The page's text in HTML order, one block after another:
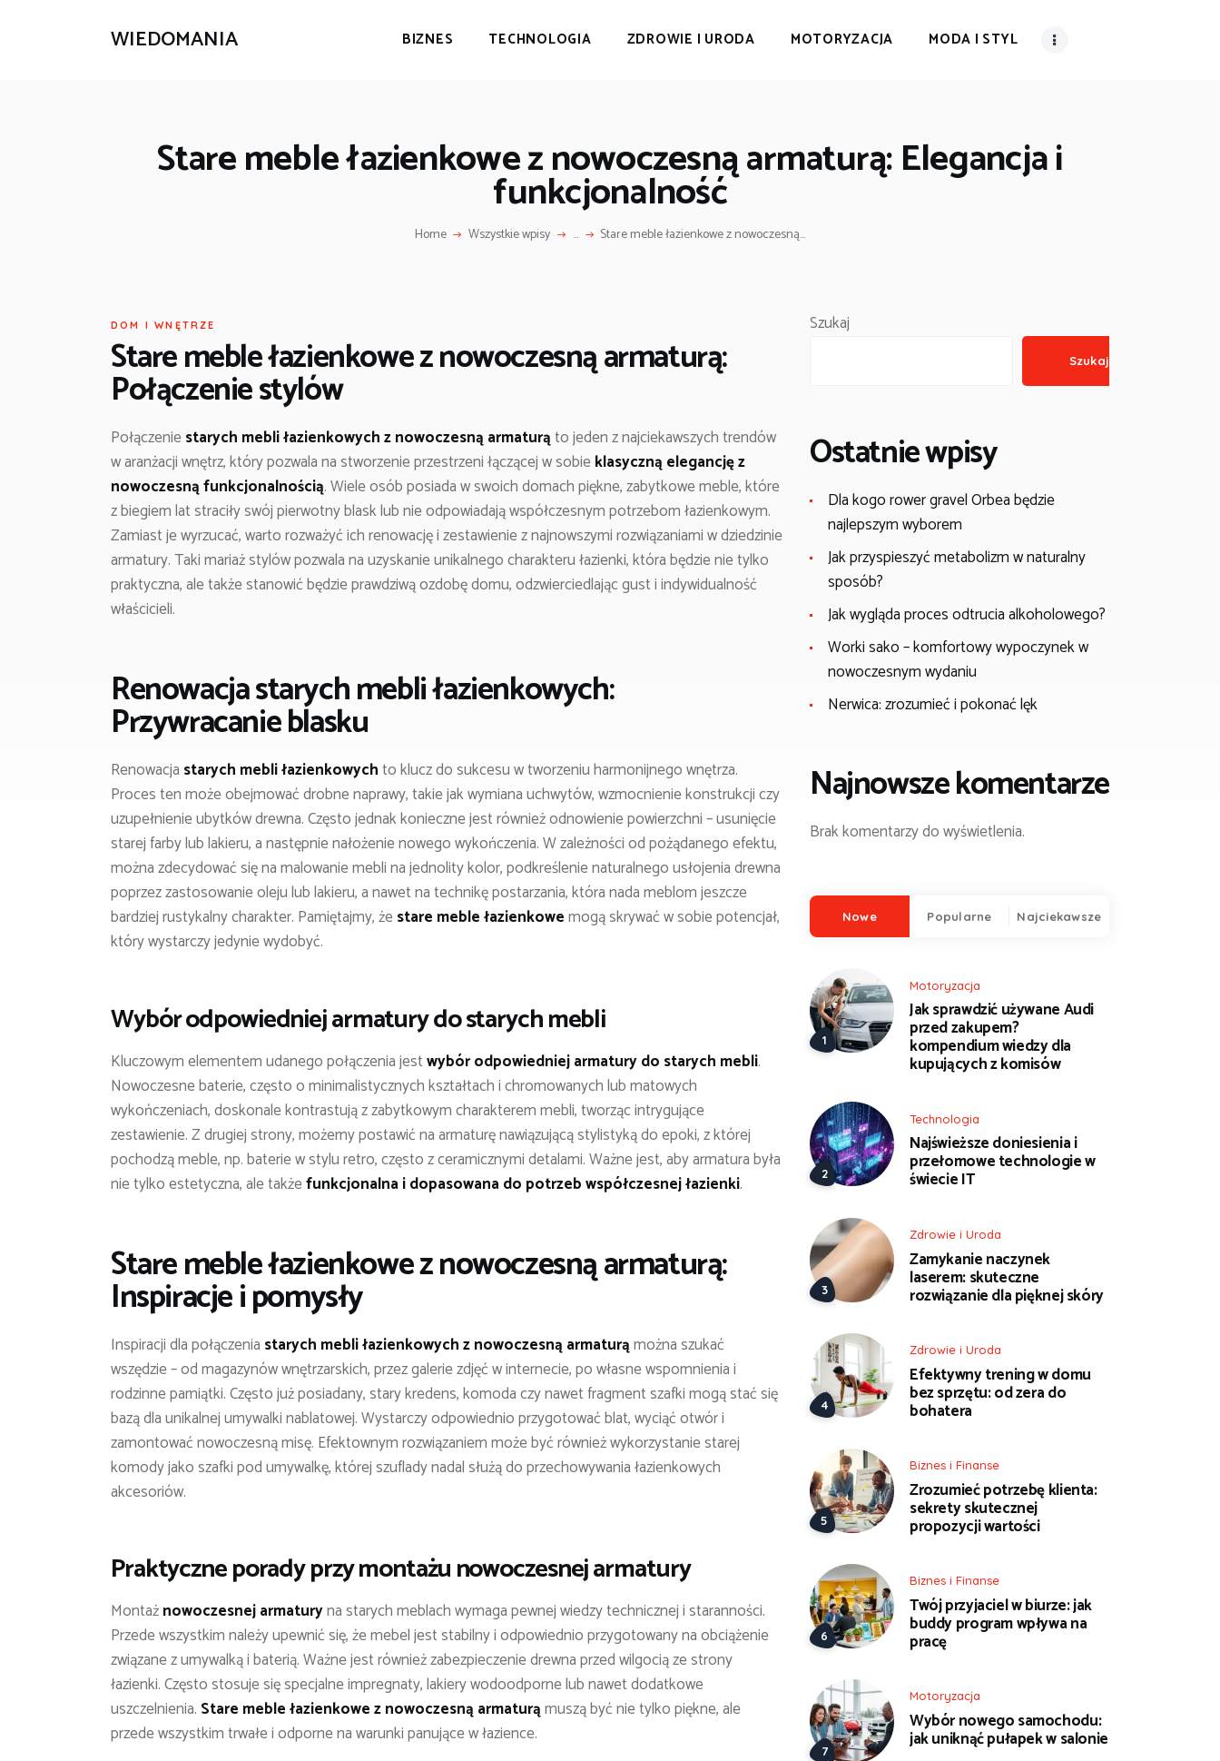
WIEDOMANIA BIZNES TECHNOLOGIA ZDROWIE I URODA MOTORYZACJA MODA I STYL
Stare meble łazienkowe z nowoczesną armaturą: Elegancja i
funkcjonalność
Home Wszystkie wpisy ... Stare meble łazienkowe z nowoczesną...
DOM I WNĘTRZE
Stare meble łazienkowe z nowoczesną armaturą:
Połączenie stylów
Połączeniestarych mebli łazienkowych z nowoczesną armaturąto jeden z najciekawszych trendów
w aranżacji wnętrz, który pozwala na stworzenie przestrzeni łączącej w sobieklasyczną elegancję z
nowoczesną funkcjonalnością. Wiele osób posiada w swoich domach piękne, zabytkowe meble, które
z biegiem lat straciły swój pierwotny blask lub nie odpowiadają współczesnym potrzebom łazienkowym.
Zamiast je wyrzucać, warto rozważyć ich renowację i zestawienie z najnowszymi rozwiązaniami w dziedzinie
armatury. Taki mariaż stylów pozwala na uzyskanie unikalnego charakteru łazienki, która będzie nie tylko
praktyczna, ale także stanowić będzie prawdziwą ozdobę domu, odzwierciedlając gust i indywidualność
właścicieli.
Renowacja starych mebli łazienkowych:
Przywracanie blasku
Renowacja starych mebli łazienkowychto klucz do sukcesu w tworzeniu harmonijnego wnętrza.
Proces ten może obejmować drobne naprawy, takie jak wymiana uchwytów, wzmocnienie konstrukcji czy
uzupełnienie ubytków drewna. Często jednak konieczne jest również odnowienie powierzchni – usunięcie
starej farby lub lakieru, a następnie nałożenie nowego wykończenia. W zależności od pożądanego efektu,
można zdecydować się na malowanie mebli na jednolity kolor, podkreślenie naturalnego usłojenia drewna
poprzez zastosowanie oleju lub lakieru, a nawet na technikę postarzania, która nada meblom jeszcze
bardziej rustykalny charakter. Pamiętajmy, żestare meble łazienkowemogą skrywać w sobie potencjał,
który wystarczy jedynie wydobyć.
Wybór odpowiedniej armatury do starych mebli
Kluczowym elementem udanego połączenia jestwybór odpowiedniej armatury do starych mebli.
Nowoczesne baterie, często o minimalistycznych kształtach i chromowanych lub matowych
wykończeniach, doskonale kontrastują z zabytkowym charakterem mebli, tworząc intrygujące
zestawienie. Z drugiej strony, możemy postawić na armaturę nawiązującą stylistyką do epoki, z której
pochodzą meble, np. baterie w stylu retro, często z ceramicznymi detalami. Ważne jest, aby armatura była
nie tylko estetyczna, ale takżefunkcjonalna i dopasowana do potrzeb współczesnej łazienki.
Stare meble łazienkowe z nowoczesną armaturą:
Inspiracje i pomysły
Inspiracji dla połączenia starych mebli łazienkowych z nowoczesną armaturąmożna szukać
wszędzie – od magazynów wnętrzarskich, przez galerie zdjęć w internecie, po własne wspomnienia i
rodzinne pamiątki. Często już posiadany, stary kredens, komoda czy nawet fragment szafki mogą stać się
bazą dla unikalnej umywalki nablatowej. Wystarczy odpowiednio przygotować blat, wyciąć otwór i
zamontować nowoczesną misę. Efektownym rozwiązaniem może być również wykorzystanie starej
komody jako szafki pod umywalkę, której szuflady nadal służą do przechowywania łazienkowych
akcesoriów.
Praktyczne porady przy montażu nowoczesnej armatury
Montażnowoczesnej armaturyna starych meblach wymaga pewnej wiedzy technicznej i staranności.
Przede wszystkim należy upewnić się, że mebel jest stabilny i odpowiednio przygotowany na obciążenie
związane z umywalką i baterią. Ważne jest również zabezpieczenie drewna przed wilgocią ze strony
łazienki. Często stosuje się specjalne impregnaty, lakiery wodoodporne lub nawet dodatkowe
uszczelnienia. Stare meble łazienkowe z nowoczesną armaturąmuszą być nie tylko piękne, ale
przede wszystkim trwałe i odporne na warunki panujące w łazience.
Szukaj
Szukaj
Ostatnie wpisy
Dla kogo rower gravel Orbea będzie
najlepszym wyborem
Jak przyspieszyć metabolizm w naturalny
sposób?
Jak wygląda proces odtrucia alkoholowego?
Worki sako – komfortowy wypoczynek w
nowoczesnym wydaniu
Nerwica: zrozumieć i pokonać lęk
Najnowsze komentarze
Brak komentarzy do wyświetlenia.
Nowe Popularne Najciekawsze
Motoryzacja
Jak sprawdzić używane Audi
przed zakupem?
kompendium wiedzy dla
kupujących z komisów
Technologia
Najświeższe doniesienia i
przełomowe technologie w
świecie IT
Zdrowie i Uroda
Zamykanie naczynek
laserem: skuteczne
rozwiązanie dla pięknej skóry
Zdrowie i Uroda
Efektywny trening w domu
bez sprzętu: od zera do
bohatera
Biznes i Finanse
Zrozumieć potrzebę klienta:
sekrety skutecznej
propozycji wartości
Biznes i Finanse
Twój przyjaciel w biurze: jak
buddy program wpływa na
pracę
Motoryzacja
Wybór nowego samochodu:
jak uniknąć pułapek w salonie